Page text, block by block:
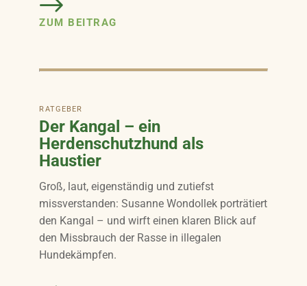
ZUM BEITRAG
RATGEBER
Der Kangal – ein
Herdenschutzhund als
Haustier
Groß, laut, eigenständig und zutiefst
missverstanden: Susanne Wondollek porträtiert
den Kangal – und wirft einen klaren Blick auf
den Missbrauch der Rasse in illegalen
Hundekämpfen.